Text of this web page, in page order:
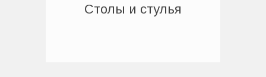
Столы и стулья